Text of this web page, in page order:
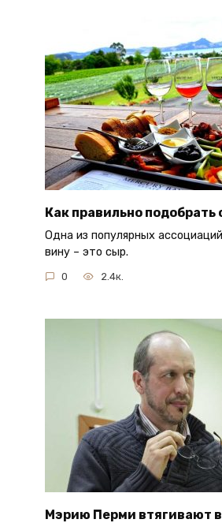
Как правильно подобрать
Одна из популярных
вину – это сыр.
0 2.4к.
Мэрию Перми втягивают